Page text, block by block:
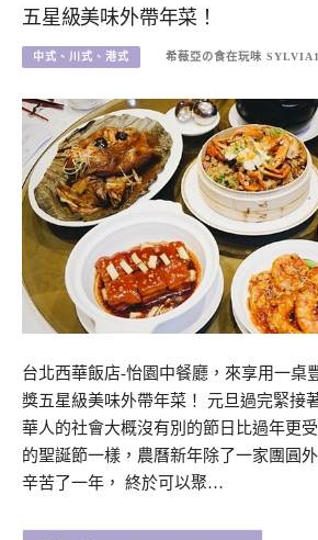
五星級美味外帶年菜！
中式、川式、港式 希薇亞の食在玩味
台北西華飯店-怡園中餐廳，來享用一桌
獎五星級美味外帶年菜！ 元旦過完緊接
華人的社會大概沒有別的節日比過年更
的聖誕節一樣，農曆新年除了一家團圓
辛苦了一年， 終於可以聚…